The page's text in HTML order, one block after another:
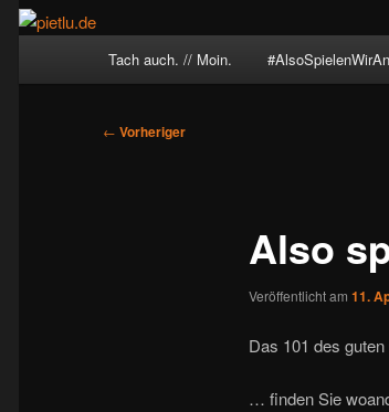
Tach auch. // Moin.
Beitragsnavigation
← Vorheriger
Also
Veröffentlicht am 11.
Das 101 des
… finden Sie